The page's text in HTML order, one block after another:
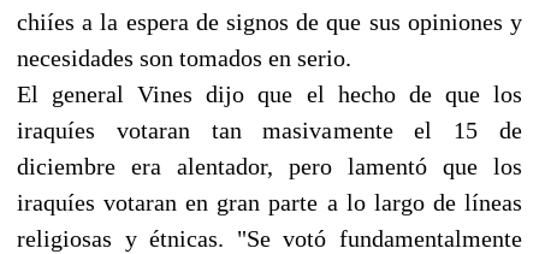
chiíes a la espera de signos de que sus opiniones y
necesidades son tomados en serio.
El general Vines dijo que el hecho de que los
iraquíes votaran tan masivamente el 15 de
diciembre era alentador, pero lamentó que los
iraquíes votaran en gran parte a lo largo de líneas
religiosas y étnicas. "Se votó fundamentalmente